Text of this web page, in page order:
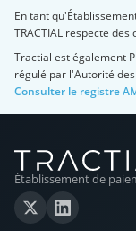
En tant
TRACTIAL respecte
Tractial est également
régulé par l'Autorité
Consulter le registre
Établissement de